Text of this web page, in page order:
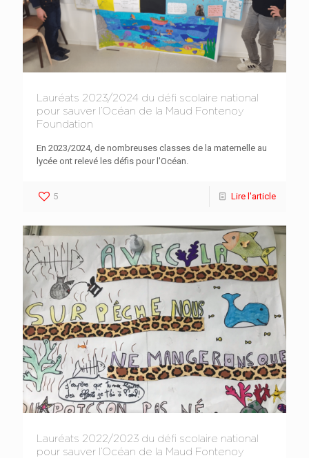
Lauréats 2023/2024 du défi scolaire national
pour sauver l’Océan de la Maud Fontenoy
Foundation
En 2023/2024, de nombreuses classes de la maternelle au
lycée ont relevé les défis pour l'Océan.
5 Lire l'article
Lauréats 2022/2023 du défi scolaire national
pour sauver l’Océan de la Maud Fontenoy